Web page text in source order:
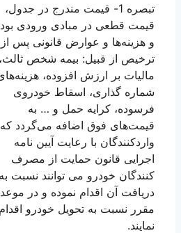
تبصره 1- قیمت مندرج در جدول،
قیمت قطعی در مبادی ورودی بوده
و هزینه‌ها و عوارض قانونی پس از
ترخیص از قبیل: بیمه شخص ثالث،
مالیات بر ارزش افزوده، هزینه‌های
شماره گذاری، اسقاط خودروی
فرسوده، کرایه حمل و … به
قیمت‌های فوق اضافه می‌گردد که
واردکنندگان با رعایت آیین نامه
اجرایی قانون حمایت از مصرف
کنندگان خودرو می توانند نسبت به
دریافت آن اقدام نموده و در موعد
مقرر نسبت به تحویل خودرو اقدام
نمایند.